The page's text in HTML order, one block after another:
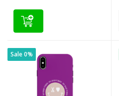
Sale 0%